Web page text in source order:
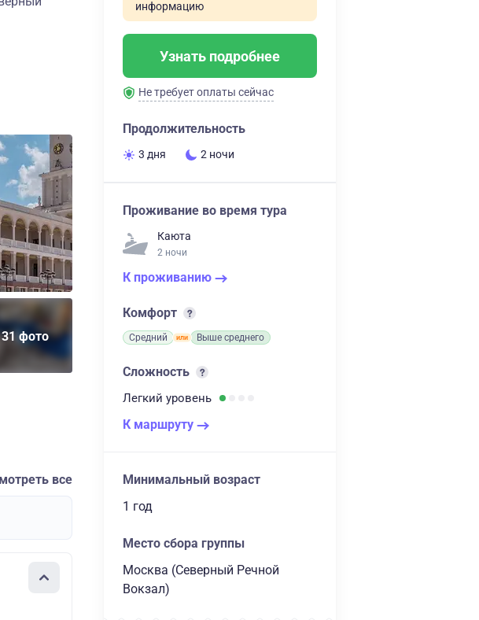
фото
все
информацию
Узнать подробнее
Не требует оплаты сейчас
Продолжительность
3 дня 2 ночи
Проживание во время тура
Каюта
2 ночи
К проживанию
Комфорт
Средний Выше среднего
Сложность
Легкий уровень
К маршруту
Минимальный возраст
1 год
Место сбора группы
Москва (Северный Речной
Вокзал)